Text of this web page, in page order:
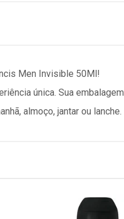
Men Invisible 50Ml!
única. Sua embalagem
almoço, jantar ou lanche.